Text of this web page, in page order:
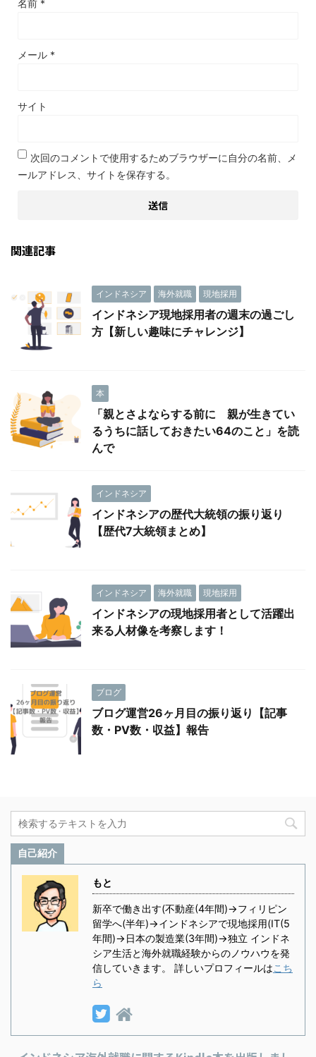
名前 *
メール *
サイト
次回のコメントで使用するためブラウザーに自分の名前、メ
ールアドレス、サイトを保存する。
関連記事
インドネシア 海外就職 現地採用
インドネシア現地採用者の週末の過ごし
方【新しい趣味にチャレンジ】
本
「親とさよならする前に 親が生きてい
るうちに話しておきたい64のこと」を読
んで
インドネシア
インドネシアの歴代大統領の振り返り
【歴代7大統領まとめ】
インドネシア 海外就職 現地採用
インドネシアの現地採用者として活躍出
来る人材像を考察します！
ブログ
ブログ運営26ヶ月目の振り返り【記事
数・PV数・収益】報告
自己紹介
もと
新卒で働き出す(不動産(4年間)→フィリピン
留学へ(半年)→インドネシアで現地採用(IT(5
年間)→日本の製造業(3年間)→独立 インドネ
シア生活と海外就職経験からのノウハウを発
信していきます。 詳しいプロフィールはこち
ら